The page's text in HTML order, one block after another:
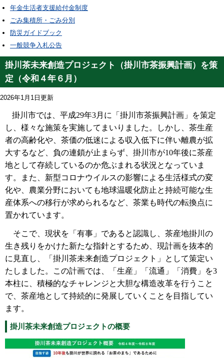
年金生活者支援給付金制度
ごみ集積所・ごみ分別
防災ガイドブック
一般競争入札公告
掛川茶未来創造プロジェクト（掛川市茶振興計画）を策
定（令和４年６月）
2026年1月1日更新
掛川市では、平成29年3月に「掛川市茶振興計画」を策定
し、様々な施策を実施してまいりました。しかし、茶生産
者の高齢化や、茶価の低迷による収入低下に伴い離農が拡
大するなど、負の連鎖が止まらず、掛川市が10年後に茶産
地として存続しているのか危ぶまれる状況となっていま
す。また、新型コロナウイルスの影響による生活様式の変
化や、農業分野においても地球温暖化防止と持続可能な生
産体系への移行が求められるなど、茶業も時代の転換点に
置かれています。
そこで、現状を「有事」であると認識し、茶産地掛川の
生き残りをかけた新たな指針とするため、現計画を抜本的
に見直し、「掛川茶未来創造プロジェクト」として策定い
たしました。この計画では、「生産」「流通」「消費」を3
本柱に、積極的なチャレンジと大胆な構造改革を行うこと
で、茶産地として持続的に発展していくことを目指してい
ます。
掛川茶未来創造プロジェクトの概要